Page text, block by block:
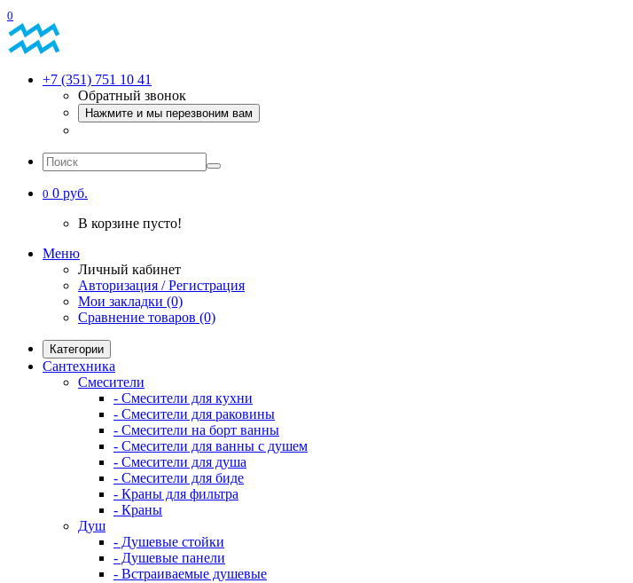
0
+7 (351) 751 10 41
Обратный звонок
Нажмите и мы перезвоним вам
0 0 руб.
В корзине пусто!
Меню
Личный кабинет
Авторизация / Регистрация
Мои закладки (0)
Сравнение товаров (0)
Категории
Сантехника
Смесители
- Смесители для кухни
- Смесители для раковины
- Смесители на борт ванны
- Смесители для ванны с душем
- Смесители для душа
- Смесители для биде
- Краны для фильтра
- Краны
Душ
- Душевые стойки
- Душевые панели
- Встраиваемые душевые